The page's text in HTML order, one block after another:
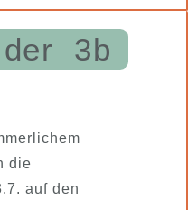
3b
die
auf den